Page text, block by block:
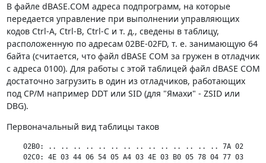
В файле dBASE.СОМ адреса подпрограмм, на которые
передается управление при выполнении управляющих
кодов Ctrl-A, Ctrl-B, Ctrl-С и т. д., сведены в таблицу,
расположенную по адресам 02ВЕ-02FD, т. е. занимающую 64
байта (считается, что файл dBASE СОМ за гружен в отладчик
с адреса 0100). Для работы с этой таблицей файл dBASE СОМ
достаточно загрузить в один из отладчиков, работающих
под СР/М например DDT или SID (для "Ямахи" - ZSID или
DBG).
Первоначальный вид таблицы таков
    02В0: .. .. .. .. .. .. .. .. .. .. .. .. .. .. 7А 02
    02С0: 4Е 03 44 06 54 05 А4 03 4Е 03 В0 05 78 04 77 03